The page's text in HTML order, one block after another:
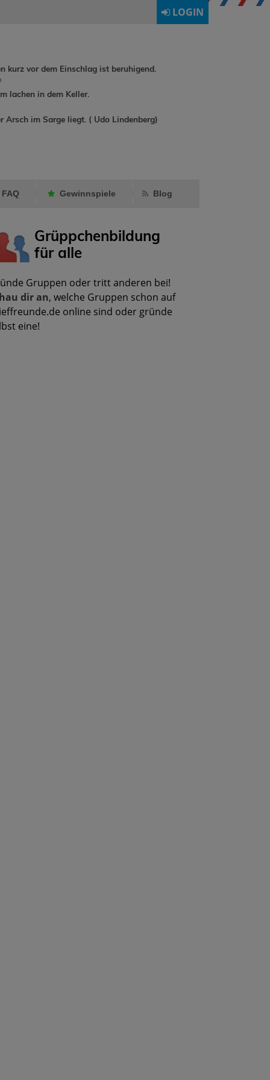
LOGIN
freddyundfelix
buchreisendeein
kurz vor dem Einschlag ist beruhigend.
lachen in dem Keller.
Arsch im Sarge liegt. ( Udo Lindenberg)
FAQ Gewinnspiele Blog
Grüppchenbildung
für alle
Gruppen oder tritt anderen bei!
dir an, welche Gruppen schon auf
online sind oder gründe
eine!